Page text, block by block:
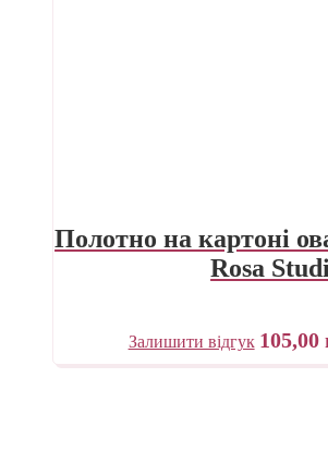
Полотно на картоні
Rosa
Залишити відгук 105,00